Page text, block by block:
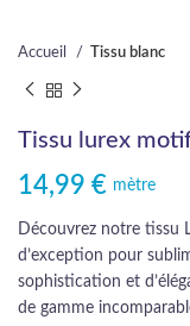
Accueil Tissu blanc
Tissu lurex
14,99 € mètre
Découvrez notre tissu
d’exception pour
sophistication et
de gamme